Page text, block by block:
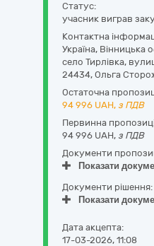
Статус:
учасник виграв
Контактна
Україна, Вінницька
село Тирлівка,
24434, Ольга
Остаточна
94 996 UAH, з ПДВ
Первинна
94 996 UAH, з ПДВ
Документи
Показати
Документи рішення:
Показати
Дата акцепта:
17-03-2026, 11:08